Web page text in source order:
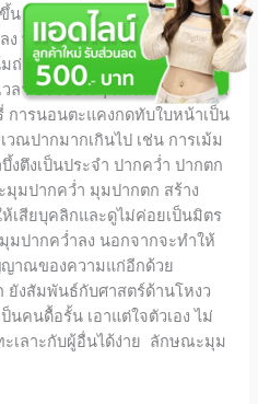
น ผิวหนังจะสูญเสียความยืดหยุ่น
ง ทำให้ผิวหย่อนคล้อยและดึงมุม
ถ่วงก็มีส่วนทำให้เนื้อเยื่อบริเวณ
ลา ปัจจัยอื่น ๆ ที่ส่งผลให้มุมปาก
การนอนตะแคงกดทับใบหน้าเป็น
วณปากมากเกินไป เช่น การเม้ม
ตึงเป็นประจำ ปากคว่ำ ปากตก
มปากคว่ำ มุมปากตก สร้าง
เสียบุคลิกและดูไม่ค่อยเป็นมิตร
มปากคว่ำลง นอกจากจะทำให้
ญาณของความแก่อีกด้วย
งสัมพันธ์กับศาสตร์ด้านโหงว
นคนดื้อรั้น เอาแต่ใจตัวเอง ไม่
เลาะกับผู้อื่นได้ง่าย ลักษณะมุม